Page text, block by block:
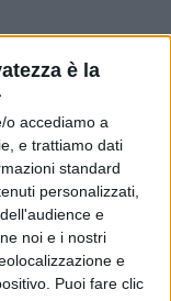
è la
o accediamo a
e trattiamo dati
standard
personalizzati,
e
noi e i nostri
e
Puoi fare clic
del
nel Protocollo
nel Trasporto
è patrocinata da
da Dimitri
del S.I.A.F.
Forze di